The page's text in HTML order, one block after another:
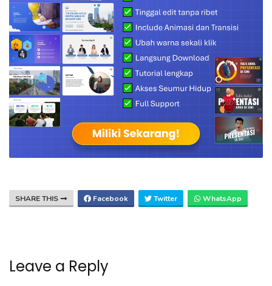
SHARE THIS Facebook Twitter WhatsApp
Leave a Reply